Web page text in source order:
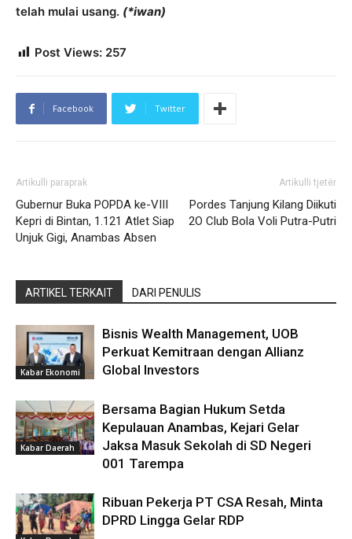
telah mulai usang. (*iwan)
Post Views: 257
Facebook Twitter
Artikulli paraprak
Gubernur Buka POPDA ke-VIII
Kepri di Bintan, 1.121 Atlet Siap
Unjuk Gigi, Anambas Absen
Artikulli tjetër
Pordes Tanjung Kilang Diikuti
2O Club Bola Voli Putra-Putri
ARTIKEL TERKAIT DARI PENULIS
Kabar Ekonomi
Bisnis Wealth Management, UOB
Perkuat Kemitraan dengan Allianz
Global Investors
Kabar Daerah
Bersama Bagian Hukum Setda
Kepulauan Anambas, Kejari Gelar
Jaksa Masuk Sekolah di SD Negeri
001 Tarempa
Ribuan Pekerja PT CSA Resah, Minta
DPRD Lingga Gelar RDP